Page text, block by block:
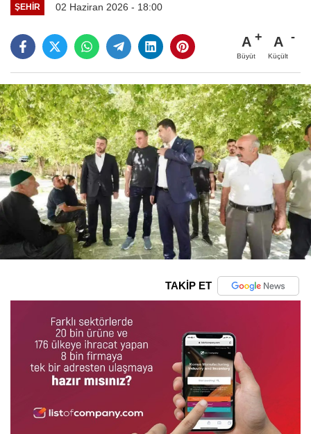
ŞEHIR 02 Haziran 2026 - 18:00
A
Büyüt
A
Küçült
TAKİP ET